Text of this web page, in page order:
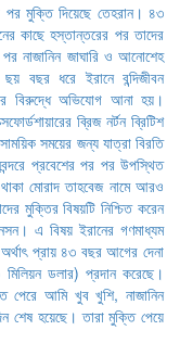
পর মুক্তি দিয়েছে তেহরান। ৪৩
কাছে হস্তান্তরের পর তাদের
নাজানিন জাঘারি ও আনোশেহ
বছর ধরে ইরানে বন্দিজীবন
বিরুদ্ধে অভিযোগ আনা হয়।
ব্রিজ নর্টন ব্রিটিশ
সময়ের জন্য যাত্রা বিরতি
প্রবেশের পর পর উপস্থিত
মোরাদ তাহবেজ নামে আরও
মুক্তির বিষয়টি নিশ্চিত করেন
এ বিষয় ইরানের গণমাধ্যম
প্রায় ৪৩ বছর আগের দেনা
ডলার) প্রদান করেছে।
পেরে আমি খুব খুশি, নাজানিন
শেষ হয়েছে। তারা মুক্তি পেয়ে